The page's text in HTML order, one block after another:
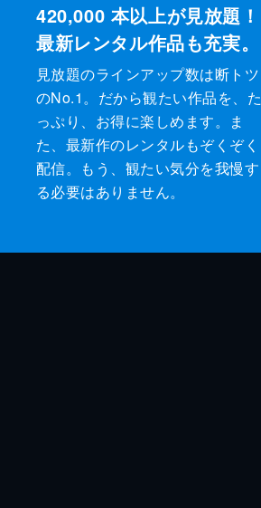
420,000 本以上が見放題！
最新レンタル作品も充実。
見放題のラインアップ数は断トツ
のNo.1。だから観たい作品を、た
っぷり、お得に楽しめます。ま
た、最新作のレンタルもぞくぞく
配信。もう、観たい気分を我慢す
る必要はありません。